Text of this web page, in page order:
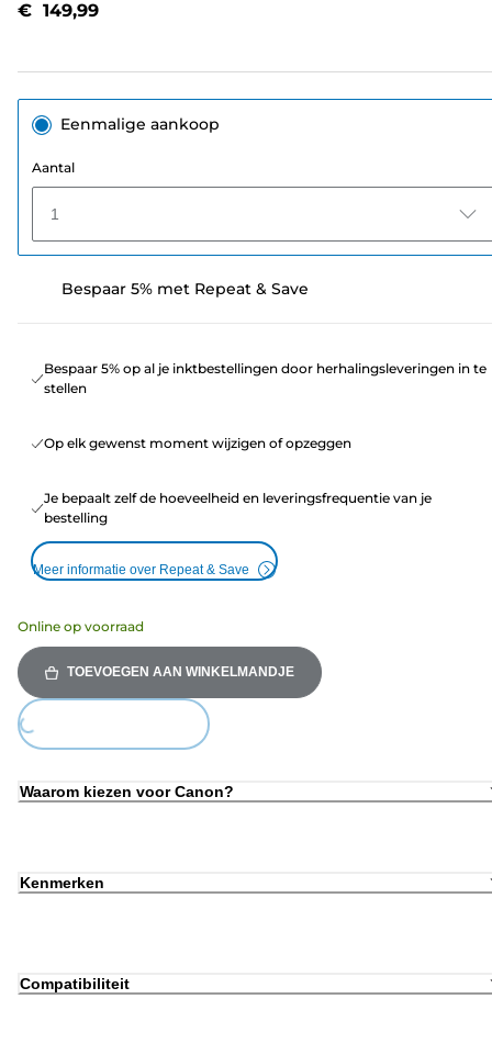
€ 149,99
Eenmalige aankoop
Aantal
1
Bespaar 5% met Repeat & Save
Bespaar 5% op al je inktbestellingen door herhalingsleveringen in te
stellen
Op elk gewenst moment wijzigen of opzeggen
Je bepaalt zelf de hoeveelheid en leveringsfrequentie van je
bestelling
Meer informatie over Repeat & Save
Online op voorraad
TOEVOEGEN AAN WINKELMANDJE
Loading...
Waarom kiezen voor Canon?
Kenmerken
Compatibiliteit